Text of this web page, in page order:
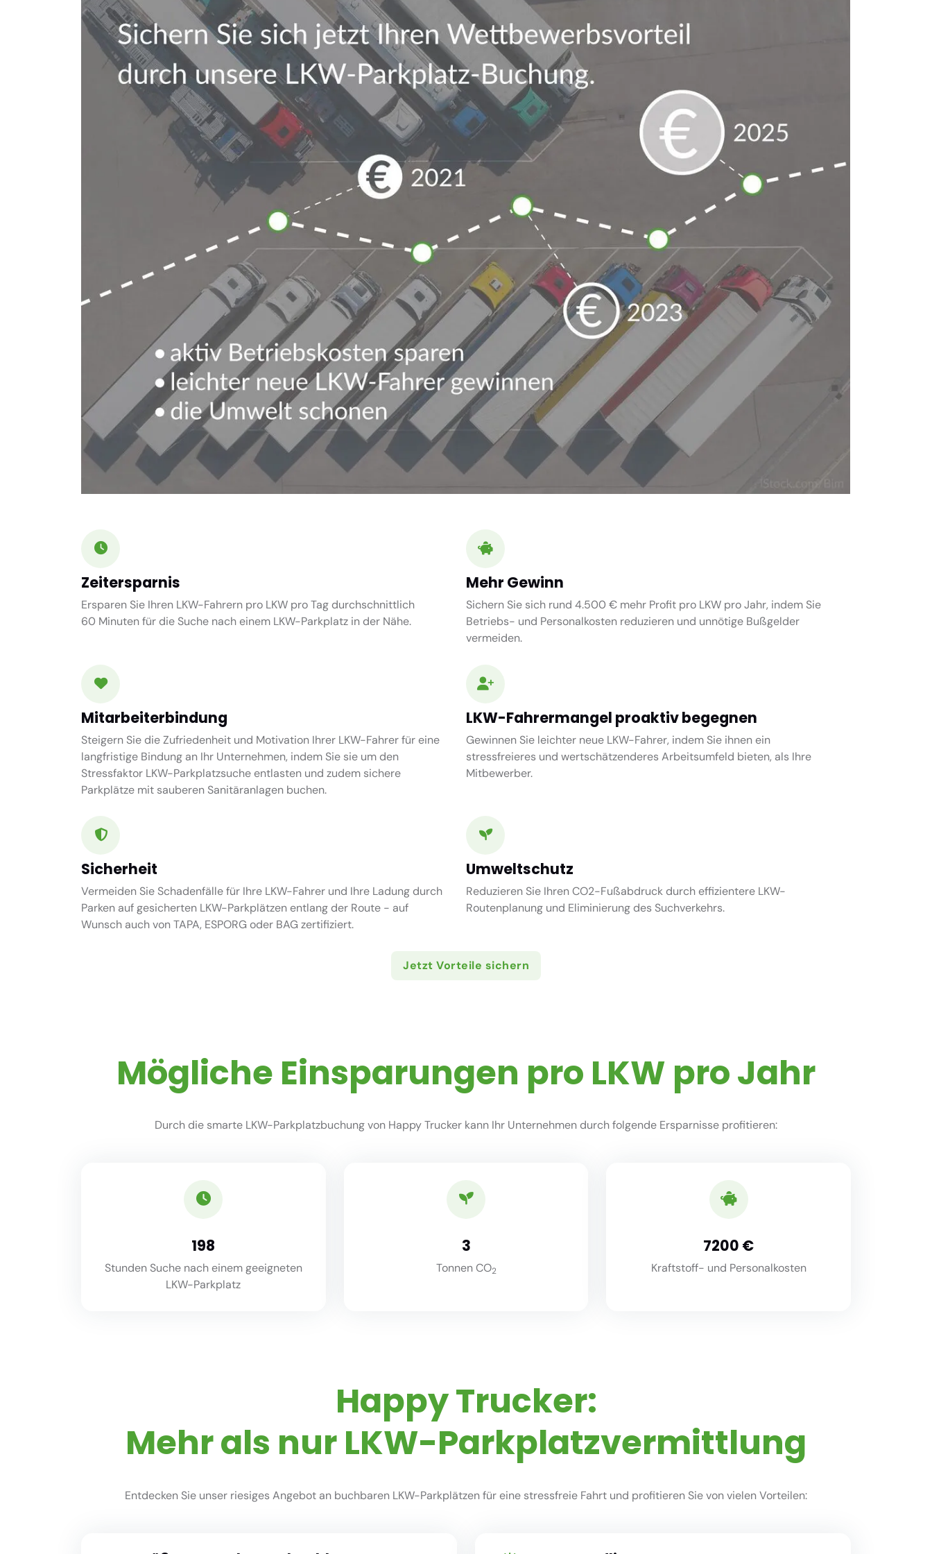
Zeitersparnis
Ersparen Sie Ihren LKW-Fahrern pro LKW pro Tag durchschnittlich
60 Minutenfür die Suche nach einem LKW-Parkplatz in der Nähe.
Mehr Gewinn
Sichern Sie sich rund 4.500 € mehr Profit pro LKW pro Jahr, indem Sie
Betriebs- und Personalkosten reduzieren und unnötige Bußgelder
vermeiden.
Mitarbeiterbindung
Steigern Sie die Zufriedenheit und Motivation Ihrer LKW-Fahrer für eine
langfristige Bindung an Ihr Unternehmen, indem Sie sie um den
Stressfaktor LKW-Parkplatzsuche entlasten und zudem sichere
Parkplätze mit sauberen Sanitäranlagen buchen.
LKW-Fahrermangel proaktiv begegnen
Gewinnen Sie leichter neue LKW-Fahrer, indem Sie ihnen ein
stressfreieres und wertschätzenderes Arbeitsumfeld bieten, als Ihre
Mitbewerber.
Sicherheit
Vermeiden Sie Schadenfälle für Ihre LKW-Fahrer und Ihre Ladung durch
Parken auf gesicherten LKW-Parkplätzen entlang der Route - auf
Wunsch auch von TAPA, ESPORG oder BAG zertifiziert.
Umweltschutz
Reduzieren Sie Ihren CO2-Fußabdruck durch effizientere LKW-
Routenplanung und Eliminierung des Suchverkehrs.
Jetzt Vorteile sichern
Mögliche Einsparungen pro LKW pro Jahr
Durch die smarte LKW-Parkplatzbuchung von Happy Trucker kann Ihr Unternehmen durch folgende Ersparnisse profitieren:
220
Stunden Suche nach einem geeigneten
LKW-Parkplatz
3
Tonnen CO2
8000
Kraftstoff- und Personalkosten
Happy Trucker:
Mehr als nur LKW-Parkplatzvermittlung
Entdecken Sie unser riesiges Angebot an buchbaren LKW-Parkplätzen für eine stressfreie Fahrt und profitieren Sie von vielen Vorteilen: